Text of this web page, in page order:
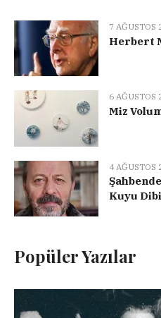
7 AĞUSTOS
Herbert
6 AĞUSTOS
Miz
4 AĞUSTOS
Kuyu
Popüler Yazılar